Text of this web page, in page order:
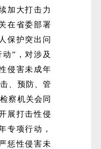
加大打击力
在省委部署
保护突出问
”，对涉及
侵害未成年
、预防、管
察机关会同
展打击性侵
专项行动，
惩性侵害未